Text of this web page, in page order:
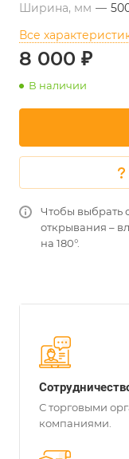
Ширина, мм —
Все
8 000 ₽
В наличии
Чтобы выбрать
открывания –
на 180°.
С торговыми
компаниями.